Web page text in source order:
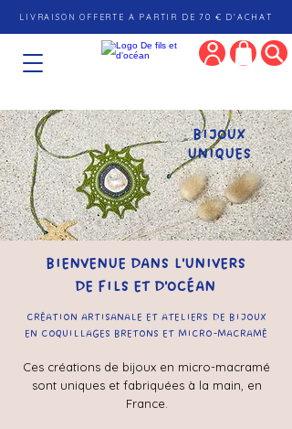
LIVRAISON OFFERTE A PARTIR DE 70 € D'ACHAT
BIJOUX
UNIQUES
BIENVENUE DANS L'UNIVERS
DE FILS ET D'OCÉAN
CRÉATION ARTISANALE ET ATELIERS DE BIJOUX
EN COQUILLAGES BRETONS ET MICRO-MACRAMÉ
Ces créations de bijoux en micro-macramé
sont uniques et fabriquées à la main, en
France.